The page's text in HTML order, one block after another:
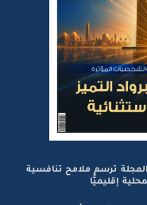
ترسم ملامح تنافسية
إقليميًّا